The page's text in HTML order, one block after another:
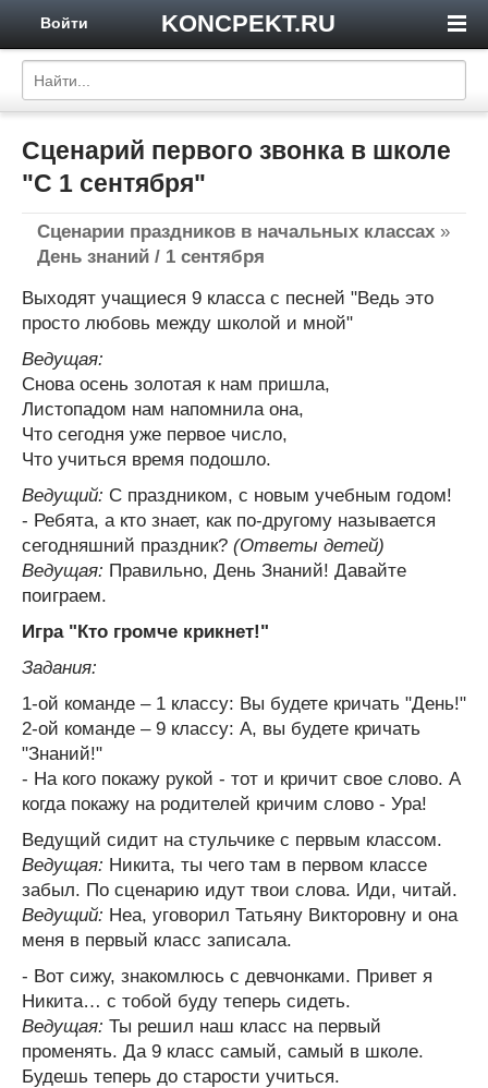
KONCPEKT.RU
Войти
Сценарий первого звонка в школе
"С 1 сентября"
Сценарии праздников в начальных классах »
День знаний / 1 сентября
Выходят учащиеся 9 класса с песней "Ведь это
просто любовь между школой и мной"
Ведущая:
Снова осень золотая к нам пришла,
Листопадом нам напомнила она,
Что сегодня уже первое число,
Что учиться время подошло.
Ведущий: С праздником, с новым учебным годом!
- Ребята, а кто знает, как по-другому называется
сегодняшний праздник? (Ответы детей)
Ведущая: Правильно, День Знаний! Давайте
поиграем.
Игра "Кто громче крикнет!"
Задания:
1-ой команде – 1 классу: Вы будете кричать "День!"
2-ой команде – 9 классу: А, вы будете кричать
"Знаний!"
- На кого покажу рукой - тот и кричит свое слово. А
когда покажу на родителей кричим слово - Ура!
Ведущий сидит на стульчике с первым классом.
Ведущая: Никита, ты чего там в первом классе
забыл. По сценарию идут твои слова. Иди, читай.
Ведущий: Неа, уговорил Татьяну Викторовну и она
меня в первый класс записала.
- Вот сижу, знакомлюсь с девчонками. Привет я
Никита… с тобой буду теперь сидеть.
Ведущая: Ты решил наш класс на первый
променять. Да 9 класс самый, самый в школе.
Будешь теперь до старости учиться.